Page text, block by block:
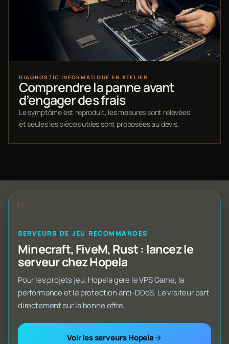
DIAGNOSTIC INFORMATIQUE EN ATELIER
Comprendre la panne avant
d’engager des frais
Le symptôme est reproduit, les mesures sont relevées
et seules les pièces utiles sont proposées au devis.
SERVEURS DE JEU RECOMMANDES
Minecraft, FiveM, Rust : lancez le
serveur chez Hopela
Pour les projets jeu, Hopela gere le VPS Game, la
performance et la protection anti-DDoS. Le visiteur part
directement sur la bonne offre.
Voir les serveurs Hopela